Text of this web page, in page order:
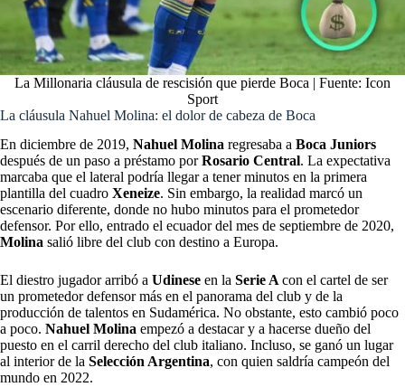
La Millonaria cláusula de rescisión que pierde Boca | Fuente: Icon
Sport
La cláusula Nahuel Molina: el dolor de cabeza de Boca
En diciembre de 2019, Nahuel Molina regresaba a Boca Juniors
después de un paso a préstamo porRosario Central. La expectativa
marcaba que el lateral podría llegar a tener minutos en la primera
plantilla del cuadro Xeneize. Sin embargo, la realidad marcó un
escenario diferente, donde no hubo minutos para el prometedor
defensor. Por ello, entrado el ecuador del mes de septiembre de 2020,
Molina salió libre del club con destino a Europa.
El diestro jugador arribó a Udinese en la Serie Acon el cartel de ser
un prometedor defensor más en el panorama del club y de la
producción de talentos en Sudamérica. No obstante, esto cambió poco
a poco. Nahuel Molina empezó a destacar y a hacerse dueño del
puesto en el carril derecho del club italiano. Incluso, se ganó un lugar
al interior de la Selección Argentina, con quien saldría campeón del
mundo en 2022.